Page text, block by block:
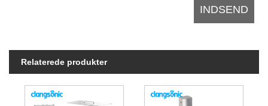
Relaterede produkter